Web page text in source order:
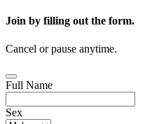
Join by filling out the form.
Cancel or pause anytime.
Full Name
Sex